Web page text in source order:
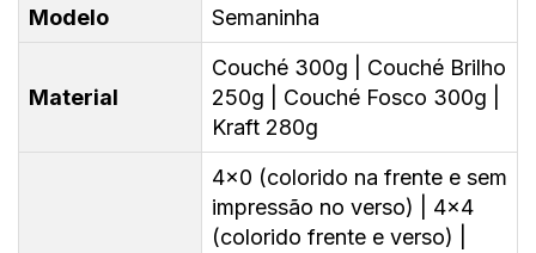
Modelo Semaninha
Material
Couché 300g | Couché Brilho
250g | Couché Fosco 300g |
Kraft 280g
4x0 (colorido na frente e sem
impressão no verso) | 4x4
(colorido frente e verso) |